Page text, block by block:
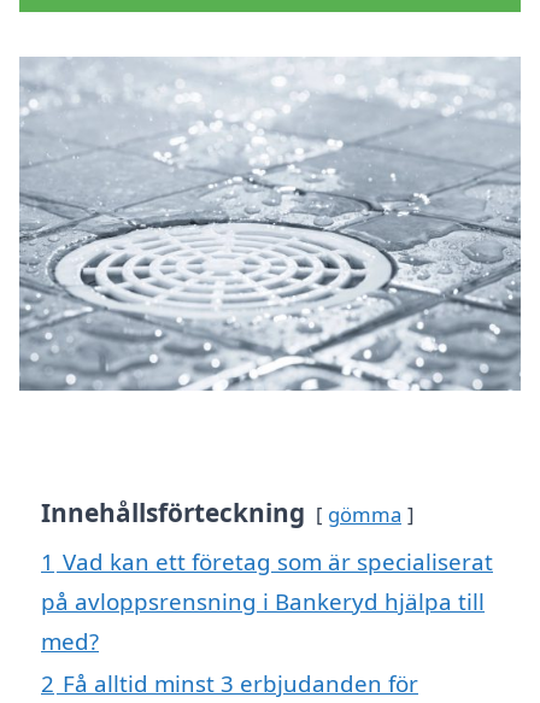
Innehållsförteckning gömma
1 Vad kan ett företag som är specialiserat
på avloppsrensning i Bankeryd hjälpa till
med?
2 Få alltid minst 3 erbjudanden för